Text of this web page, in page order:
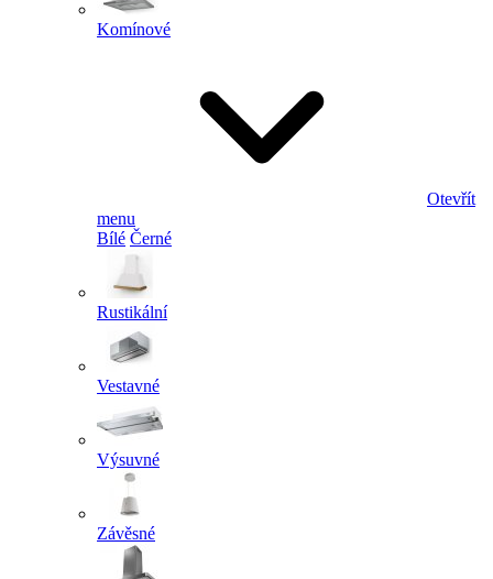
Komínové
Otevřít
menu
Bílé Černé
Rustikální
Vestavné
Výsuvné
Závěsné